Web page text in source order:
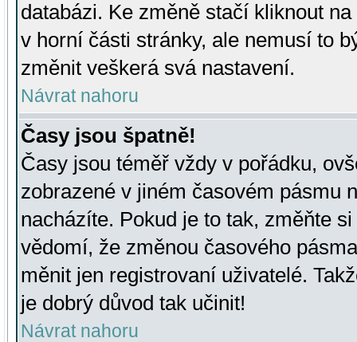
databázi. Ke změně stačí kliknout
v horní části stránky, ale nemusí to
změnit veškerá svá nastavení.
Návrat nahoru
Časy jsou špatně!
Časy jsou téměř vždy v pořádku,
zobrazené v jiném časovém pásmu
nacházíte. Pokud je to tak, změňte
vědomí, že změnou časového
měnit jen registrovaní uživatelé.
je dobrý důvod tak učinit!
Návrat nahoru